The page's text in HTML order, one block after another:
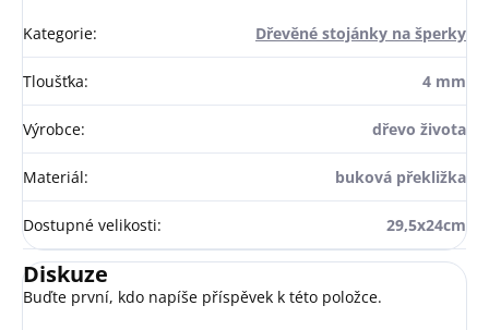
Kategorie: Dřevěné stojánky na šperky
Tloušťka: 4 mm
Výrobce: dřevo života
Materiál: buková překližka
Dostupné velikosti: 29,5x24cm
Diskuze
Buďte první, kdo napíše příspěvek k této položce.